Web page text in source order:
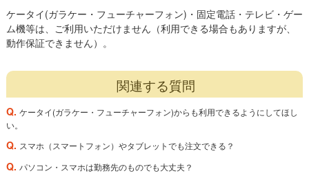
ケータイ(ガラケー・フューチャーフォン)・固定電話・テレビ・ゲー
ム機等は、ご利用いただけません（利用できる場合もありますが、
動作保証できません）。
関連する質問
Q. ケータイ(ガラケー・フューチャーフォン)からも利用できるようにしてほし
い。
Q. スマホ（スマートフォン）やタブレットでも注文できる？
Q. パソコン・スマホは勤務先のものでも大丈夫？